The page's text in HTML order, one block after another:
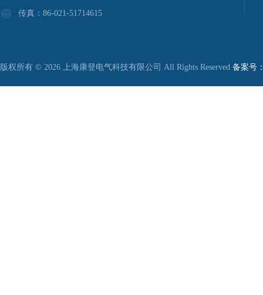
传真：86-021-51714615
版权所有 © 2026 上海康登电气科技有限公司 All Rights Reserved 备案号